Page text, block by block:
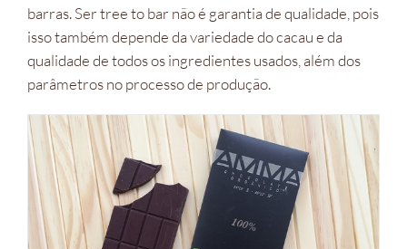
barras. Ser tree to bar não é garantia de qualidade, pois
isso também depende da variedade do cacau e da
qualidade de todos os ingredientes usados, além dos
parâmetros no processo de produção.